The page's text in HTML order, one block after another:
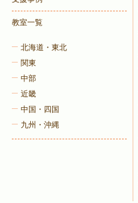
教室一覧
北海道・東北
関東
中部
近畿
中国・四国
九州・沖縄